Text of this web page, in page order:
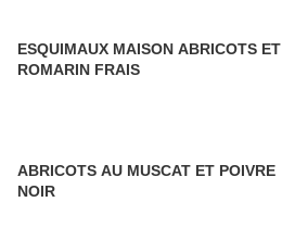
ESQUIMAUX MAISON ABRICOTS ET
ROMARIN FRAIS
ABRICOTS AU MUSCAT ET POIVRE
NOIR